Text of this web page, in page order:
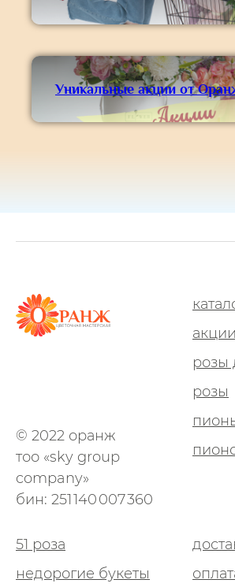
Уникальные акции от
© 2022 оранж
тоо «sky group
company»
бин: 251 140 007 360
акции
розы
розы
51 роза
недорогие букеты